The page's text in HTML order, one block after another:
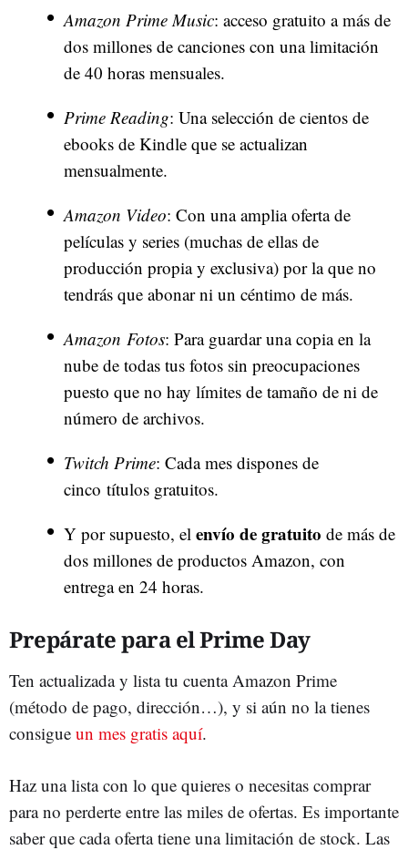
Amazon Prime Music: acceso gratuito a más de
dos millones de canciones con una limitación
de 40 horas mensuales.
Prime Reading: Una selección de cientos de
ebooks de Kindle que se actualizan
mensualmente.
Amazon Video: Con una amplia oferta de
películas y series (muchas de ellas de
producción propia y exclusiva) por la que no
tendrás que abonar ni un céntimo de más.
Amazon Fotos: Para guardar una copia en la
nube de todas tus fotos sin preocupaciones
puesto que no hay límites de tamaño de ni de
número de archivos.
Twitch Prime: Cada mes dispones de
cinco títulos gratuitos.
Y por supuesto, el envío de gratuito de más de
dos millones de productos Amazon, con
entrega en 24 horas.
Prepárate para el Prime Day
Ten actualizada y lista tu cuenta Amazon Prime
(método de pago, dirección…), y si aún no la tienes
consigue un mes gratis aquí.
Haz una lista con lo que quieres o necesitas comprar
para no perderte entre las miles de ofertas. Es importante
saber que cada oferta tiene una limitación de stock. Las